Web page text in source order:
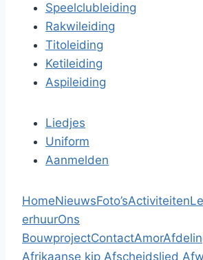
Speelclubleiding
Rakwileiding
Titoleiding
Ketileiding
Aspileiding
Liedjes
Uniform
Aanmelden
HomeNieuwsFoto’sActiviteiten
erhuurOns
BouwprojectContactAmor
Afrikaanse kip Afscheidslied